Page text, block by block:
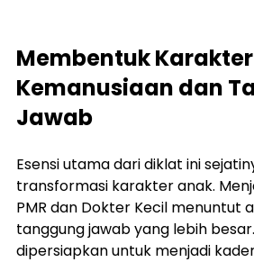
Membentuk
Kemanusiaan dan
Jawab
Esensi utama dari diklat ini
transformasi karakter anak.
PMR dan Dokter Kecil menuntut
tanggung jawab yang lebih
dipersiapkan untuk menjadi